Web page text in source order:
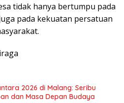
tidak hanya bertumpu pada
pada kekuatan persatuan
2026 di Malang: Seribu
dan Masa Depan Budaya